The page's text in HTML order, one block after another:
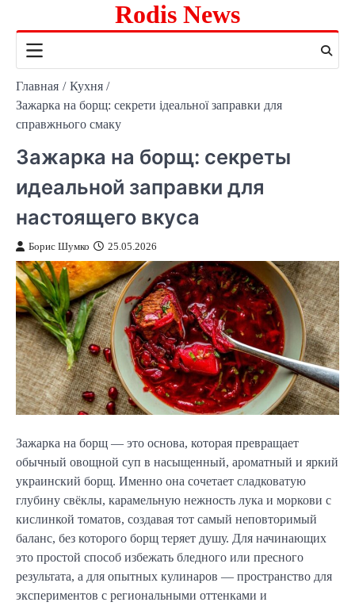
содержимому
Rodis News
Главная
Кухня
Зажарка на борщ: секрети ідеальної заправки для
справжнього смаку
Зажарка на борщ: секреты
идеальной заправки для
настоящего вкуса
Борис Шумко 25.05.2026
Зажарка на борщ — это основа, которая превращает
обычный овощной суп в насыщенный, ароматный и яркий
украинский борщ. Именно она сочетает сладковатую
глубину свёклы, карамельную нежность лука и моркови с
кислинкой томатов, создавая тот самый неповторимый
баланс, без которого борщ теряет душу. Для начинающих
это простой способ избежать бледного или пресного
результата, а для опытных кулинаров — пространство для
экспериментов с региональными оттенками и